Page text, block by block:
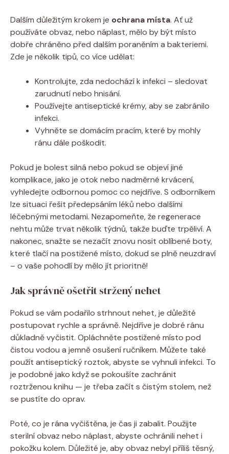
Dalším důležitým krokem je ochrana místa. Ať už
používáte obvaz, nebo náplast, mělo by být místo
dobře chráněno před dalším poraněním a bakteriemi.
Zde je několik tipů, co více udělat:
Kontrolujte, zda nedochází k infekci – sledovat
zarudnutí nebo hnisání.
Používejte antiseptické krémy, aby se zabránilo
infekci.
Vyhněte se domácím pracím, které by mohly
ránu dále poškodit.
Pokud je bolest silná nebo pokud se objeví jiné
komplikace, jako je otok nebo nadměrné krvácení,
vyhledejte odbornou pomoc co nejdříve. S odborníkem
lze situaci řešit předepsáním léků nebo dalšími
léčebnými metodami. Nezapomeňte, že regenerace
nehtu může trvat několik týdnů, takže buďte trpěliví. A
nakonec, snažte se nezačít znovu nosit oblíbené boty,
které tlačí na postižené místo, dokud se plně neuzdraví
– o vaše pohodlí by mělo jít prioritně!
Jak správně ošetřit stržený nehet
Pokud se vám podařilo strhnout nehet, je důležité
postupovat rychle a správně. Nejdříve je dobré ránu
důkladně vyčistit. Opláchněte postižené místo pod
čistou vodou a jemně osušení ručníkem. Můžete také
použít antiseptický roztok, abyste se vyhnuli infekci. To
je podobné jako když se pokoušíte zachránit
roztrženou knihu — je třeba začít s čistým stolem, než
se pustíte do oprav.
Poté, co je rána vyčištěna, je čas ji zabalit. Použijte
sterilní obvaz nebo náplast, abyste ochránili nehet i
pokožku kolem. Důležité je, aby obvaz nebyl příliš těsný,